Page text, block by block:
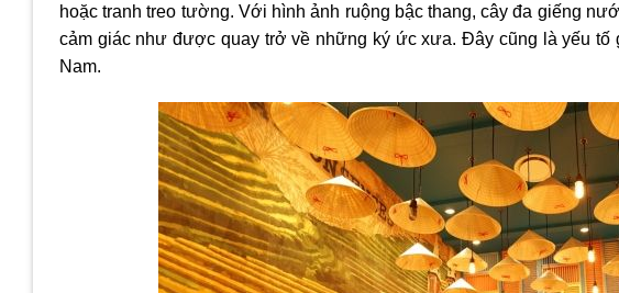
hoặc tranh treo tường. Với hình ảnh ruộng bậc thang, cây đa giếng
cảm giác như được quay trở về những ký ức xưa. Đây cũng là yếu
Nam.